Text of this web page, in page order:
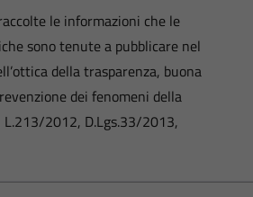
le informazioni che le
sono tenute a pubblicare nel
della trasparenza, buona
dei fenomeni della
2012, D.Lgs.33/2013,